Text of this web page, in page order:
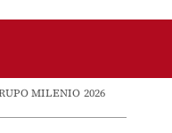
MILENIO 2026